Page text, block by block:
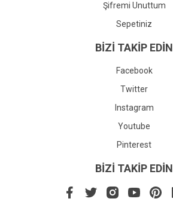
Şifremi Unuttum
Sepetiniz
BİZİ TAKİP EDİN
Facebook
Twitter
Instagram
Youtube
Pinterest
BİZİ TAKİP EDİN